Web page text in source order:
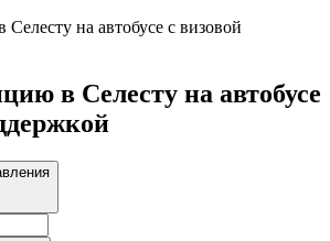
в Селесту на автобусе